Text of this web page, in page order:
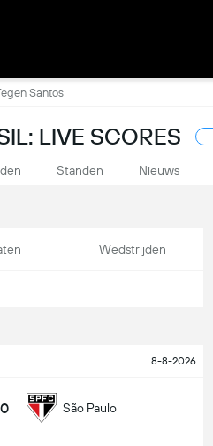
Santos
LIVE SCORES
Standen Nieuws
Wedstrijden
8-8-2026
São Paulo